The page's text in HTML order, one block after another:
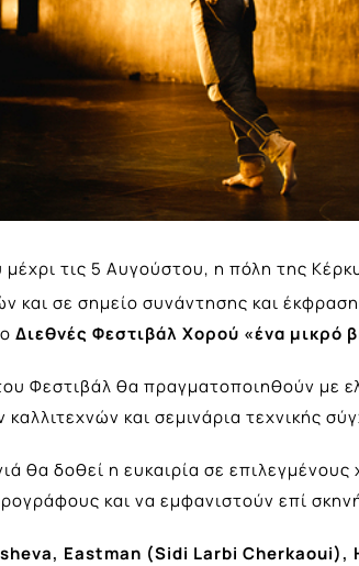
μέχρι τις 5 Αυγούστου, η πόλη της
και σε σημείο συνάντησης και
Διεθνές Φεστιβάλ Χορού «ένα μικρό
Φεστιβάλ θα πραγματοποιηθούν με
και σεμινάρια τεχνικής
θα δοθεί η ευκαιρία σε
και να εμφανιστούν επί
, Eastman (Sidi Larbi Cherkaoui),